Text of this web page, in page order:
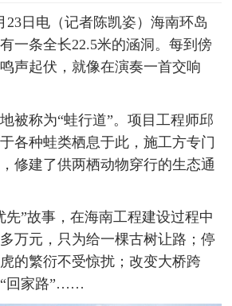
23日电（记者陈凯姿）海南环岛
一条全长22.5米的涵洞。每到傍
声起伏，就像在演奏一首交响
被称为“蛙行道”。项目工程师邱
各种蛙类栖息于此，施工方专门
修建了供两栖动物穿行的生态通
先”故事，在海南工程建设过程中
万元，只为给一棵古树让路；停
的繁衍不受惊扰；改变大桥跨
“回家路”……